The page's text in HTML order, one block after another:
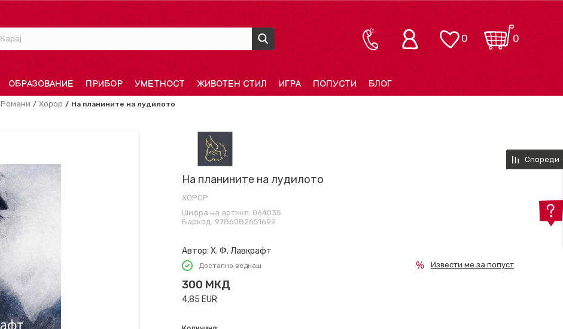
Барај 0
0
ОБРАЗОВАНИЕ ПРИБОР УМЕТНОСТ ЖИВОТЕН СТИЛ ИГРА ПОПУСТИ БЛОГ
Романи Хорор На планините на лудилото
На планините на лудилото
ХОРОР
Шифра на артикл: 064035
Баркод: 9786082651699
Автор: Х. Ф. Лавкрафт
Достапно веднаш
300 МКД
4,85 EUR
Извести ме за попуст
Спореди